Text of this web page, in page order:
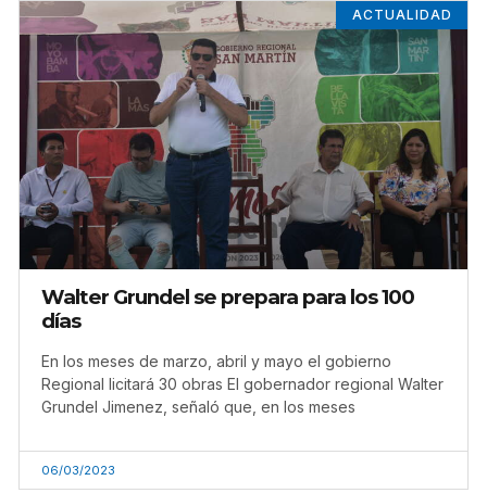
ACTUALIDAD
Walter Grundel se prepara para los 100
días
En los meses de marzo, abril y mayo el gobierno
Regional licitará 30 obras El gobernador regional Walter
Grundel Jimenez, señaló que, en los meses
06/03/2023